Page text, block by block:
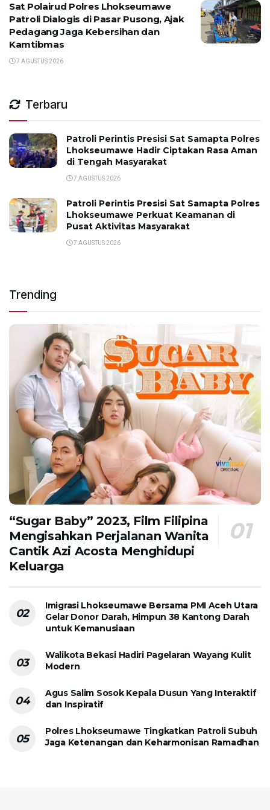
Sat Polairud Polres Lhokseumawe
Patroli Dialogis di Pasar Pusong, Ajak
Pedagang Jaga Kebersihan dan
Kamtibmas
7 AGUSTUS 2026
Terbaru
Patroli Perintis Presisi Sat Samapta Polres
Lhokseumawe Hadir Ciptakan Rasa Aman
di Tengah Masyarakat
7 AGUSTUS 2026
Patroli Perintis Presisi Sat Samapta Polres
Lhokseumawe Perkuat Keamanan di
Pusat Aktivitas Masyarakat
7 AGUSTUS 2026
Trending
“Sugar Baby” 2023, Film Filipina
Mengisahkan Perjalanan Wanita
Cantik Azi Acosta Menghidupi
Keluarga
Imigrasi Lhokseumawe Bersama PMI Aceh Utara
Gelar Donor Darah, Himpun 38 Kantong Darah
untuk Kemanusiaan
Walikota Bekasi Hadiri Pagelaran Wayang Kulit
Modern
Agus Salim Sosok Kepala Dusun Yang Interaktif
dan Inspiratif
Polres Lhokseumawe Tingkatkan Patroli Subuh
Jaga Ketenangan dan Keharmonisan Ramadhan